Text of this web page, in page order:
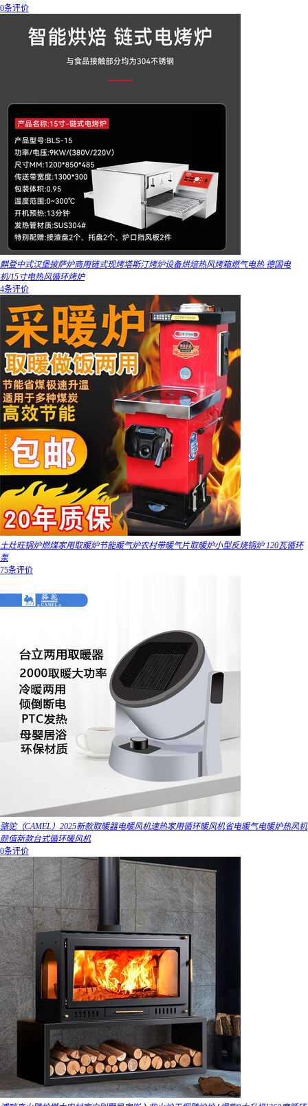
0条评价
麒登中式汉堡披萨炉商用链式现烤塔斯汀烤炉设备烘焙热风烤箱燃气电热 德国电
机/15寸电热风循环烤炉
4条评价
土灶旺锅炉燃煤家用取暖炉节能暖气炉农村带暖气片取暖炉小型反烧锅炉 120瓦循环
泵
75条评价
骆驼（CAMEL）2025新款取暖器电暖风机速热家用循环暖风机省电暖气电暖炉热风机
颜值新款台式循环暖风机
0条评价